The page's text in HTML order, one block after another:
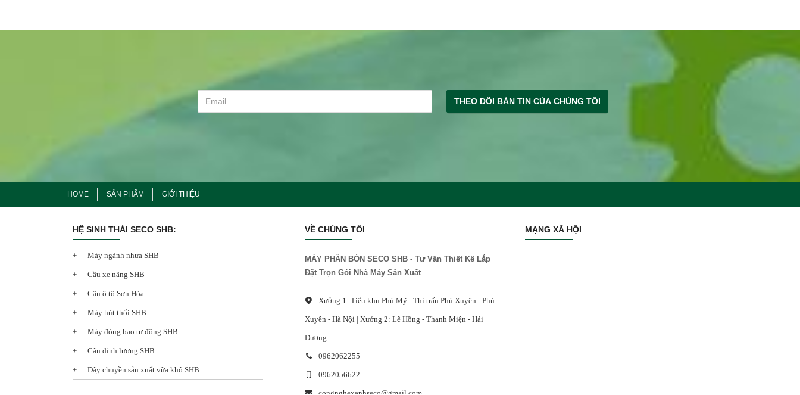
THEO DÕI BẢN TIN CỦA CHÚNG TÔI
HOME SẢN PHẨM GIỚI THIỆU
HỆ SINH THÁI SECO SHB:
Máy ngành nhựa SHB
Cầu xe nâng SHB
Cân ô tô Sơn Hòa
Máy hút thổi SHB
Máy đóng bao tự động SHB
Cân định lượng SHB
Dây chuyền sản xuất vữa khô SHB
VỀ CHÚNG TÔI
MÁY PHÂN BÓN SECO SHB - Tư Vấn Thiết Kế Lắp
Đặt Trọn Gói Nhà Máy Sản Xuất
Xưởng 1: Tiểu khu Phú Mỹ - Thị trấn Phú Xuyên - Phú
Xuyên - Hà Nội | Xưởng 2: Lê Hồng - Thanh Miện - Hải
Dương
0962062255
0962056622
congnghexanhseco@gmail.com
MẠNG XÃ HỘI